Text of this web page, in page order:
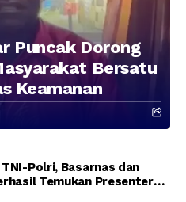
Puncak Dorong
Bersatu
Keamanan
Polri, Basarnas dan
Temukan Presenter